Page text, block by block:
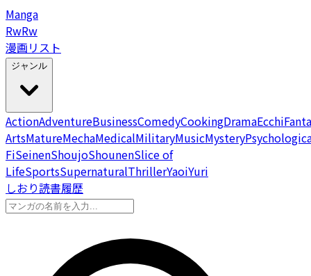
Manga
RwRw
漫画リスト
ジャンル
ActionAdventureBusinessComedyCookingDramaEcchi
ArtsMatureMechaMedicalMilitaryMusicMystery
FiSeinenShoujoShounenSlice of
LifeSportsSupernaturalThrillerYaoiYuri
しおり読書履歴